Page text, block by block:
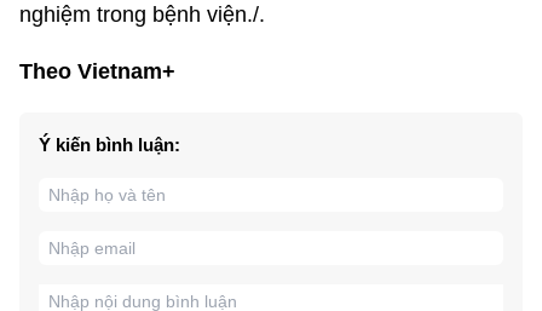
nghiệm trong bệnh viện./.
Theo Vietnam+
Ý kiến bình luận: